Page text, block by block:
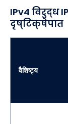
IPv4
दृष्टिक्षेपात
वैशिष्ट्य